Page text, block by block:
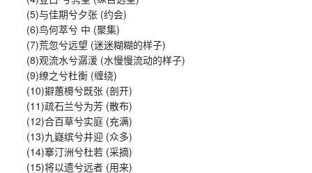
(5)与佳期兮夕张 (约会)
(6)鸟何萃兮 中 (聚集)
(7)荒忽兮远望 (迷迷糊糊的样子)
(8)观流水兮潺湲 (水慢慢流动的样子)
(9)缭之兮杜衡 (缠绕)
(10)擗蕙櫋兮既张 (剖开)
(11)疏石兰兮为芳 (散布)
(12)合百草兮实庭 (充满)
(13)九嶷缤兮并迎 (众多)
(14)搴汀洲兮杜若 (采摘)
(15)将以遗兮远者 (用来)